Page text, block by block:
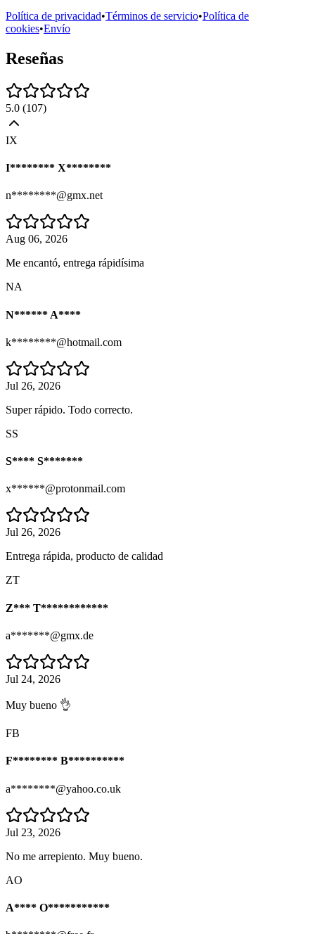
Política de privacidad•Términos de servicio•Política de
cookies•Envío
Reseñas
5.0 (107)
IX
I******** X********
n********@gmx.net
Aug 06, 2026
Me encantó, entrega rápidísima
NA
N****** A****
k********@hotmail.com
Jul 26, 2026
Super rápido. Todo correcto.
SS
S**** S*******
x******@protonmail.com
Jul 26, 2026
Entrega rápida, producto de calidad
ZT
Z*** T************
a*******@gmx.de
Jul 24, 2026
Muy bueno 👌
FB
F******** B**********
a********@yahoo.co.uk
Jul 23, 2026
No me arrepiento. Muy bueno.
AO
A**** O***********